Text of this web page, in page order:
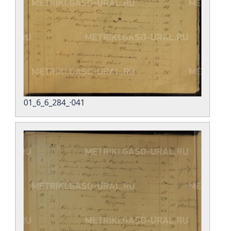
01_6_6_284_·041